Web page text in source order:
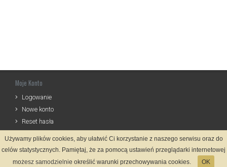
Moje Konto
Logowanie
Nowe konto
Reset hasła
Informacje
Zasady Rejestracji
Używamy plików cookies, aby ułatwić Ci korzystanie z naszego serwisu oraz do
celów statystycznych. Pamiętaj, że za pomocą ustawień przeglądarki internetowej
możesz samodzielnie określić warunki przechowywania cookies.
OK